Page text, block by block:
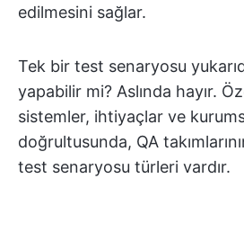
edilmesini sağlar.
Tek bir test senaryosu
yapabilir mi? Aslında hayır.
sistemler, ihtiyaçlar ve
doğrultusunda, QA
test senaryosu türleri vardır.